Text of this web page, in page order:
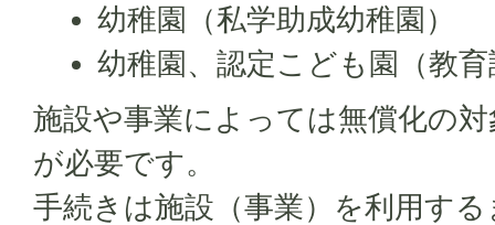
幼稚園（私学助成幼稚園）
幼稚園、認定こども園（教
施設や事業によっては無償化の
が必要です。
手続きは施設（事業）を利用す